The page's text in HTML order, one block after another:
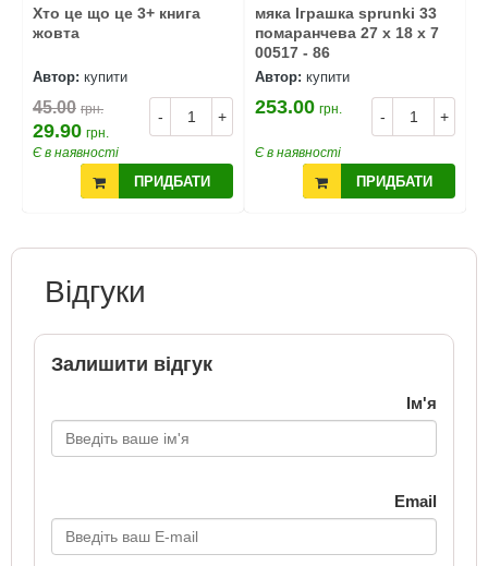
Хто це що це 3+ книга
жовта
Автор: купити
- +
45.00 грн.
29.90 грн.
Є в наявності
ПРИДБАТИ
мяка Іграшка sprunki 33
помаранчева 27 x 18 x 7
00517 - 86
Автор: купити
- +
253.00 грн.
Є в наявності
ПРИДБАТИ
Відгуки
Залишити відгук
Ім'я
Email